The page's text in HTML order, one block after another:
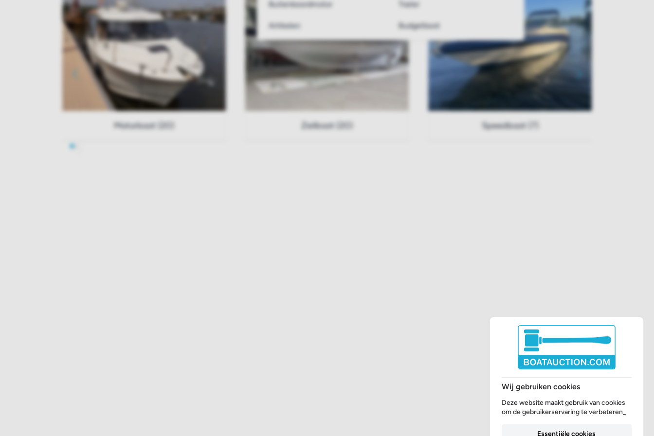
Buitenboordmotor Trailer
Artikelen Budgetboot
Motorboot (20) Zeilboot (20) Speedboot (7)
Wij gebruiken cookies
Deze website maakt gebruik van cookies
om de gebruikerservaring te verbeteren_
Essentiële cookies